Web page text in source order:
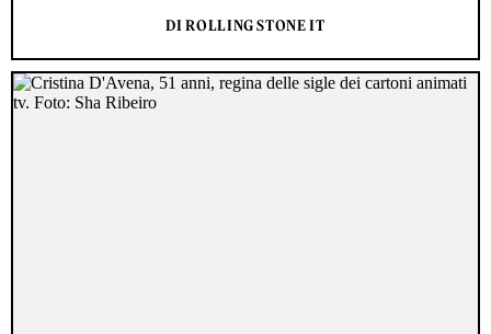
DI ROLLING STONE IT